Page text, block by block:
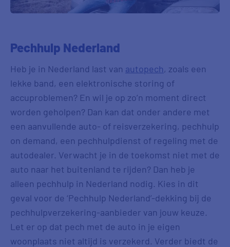
Pechhulp Nederland
Heb je in Nederland last van autopech, zoals een
lekke band, een elektronische storing of
accuproblemen? En wil je op zo’n moment direct
worden geholpen? Dan kan dat onder andere met
een aanvullende auto- of reisverzekering, pechhulp
on demand, een pechhulpdienst of regeling met de
autodealer. Verwacht je in de toekomst niet met de
auto naar het buitenland te rijden? Dan heb je
alleen pechhulp in Nederland nodig. Kies in dit
geval voor de ‘Pechhulp Nederland’-dekking bij de
pechhulpverzekering-aanbieder van jouw keuze.
Let er op dat pech met de auto in je eigen
woonplaats niet altijd is verzekerd. Verder biedt de